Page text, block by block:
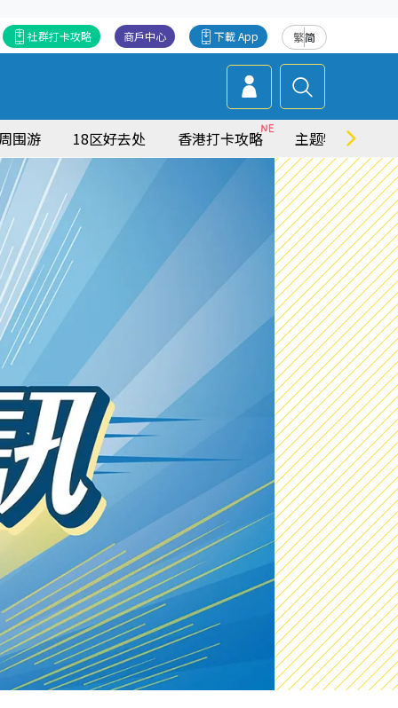
繁简
下載 App
商戶中心
社群打卡攻略
围游 18区好去处 香港打卡攻略 主题特集